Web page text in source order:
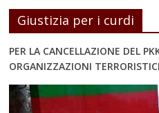
Giustizia per i curdi
PER LA CANCELLAZIONE DEL
ORGANIZZAZIONI